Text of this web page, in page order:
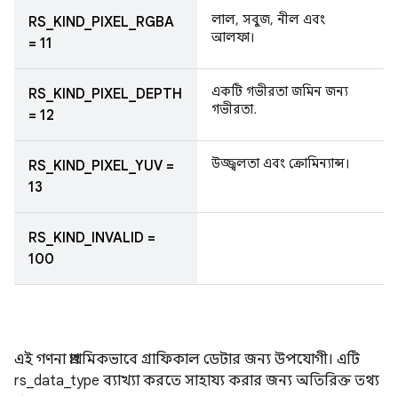
RS_KIND_PIXEL_RGBA
= 11
লাল, সবুজ, নীল এবং
আলফা।
RS_KIND_PIXEL_DEPTH
= 12
একটি গভীরতা জমিন জন্য
গভীরতা.
RS_KIND_PIXEL_YUV =
13
উজ্জ্বলতা এবং ক্রোমিন্যান্স।
RS_KIND_INVALID =
100
এই গণনা প্রাথমিকভাবে গ্রাফিকাল ডেটার জন্য উপযোগী। এটি
rs_data_type ব্যাখ্যা করতে সাহায্য করার জন্য অতিরিক্ত তথ্য